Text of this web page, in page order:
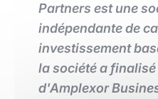
Partners est une
indépendante de
investissement
la société a
d'Amplexor